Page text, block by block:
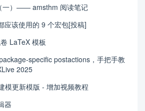
一）—— amsthm 阅读笔记
应该使用的 9 个宏包[投稿]
LaTeX 模板
specific postactions，手把手教
2025
模更新模版 - 增加视频教程
器